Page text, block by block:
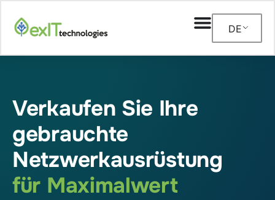
DE
Verkaufen Sie Ihre
gebrauchte
Netzwerkausrüstung
für Maximalwert